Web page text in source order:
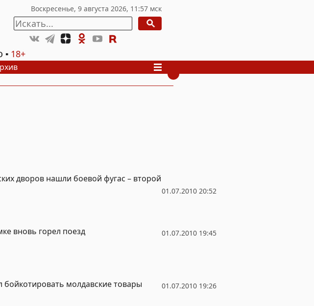
18+
01.07.2010 20:52
дворов нашли боевой фугас – второй
01.07.2010 19:45
вновь горел поезд
01.07.2010 19:26
молдавские товары